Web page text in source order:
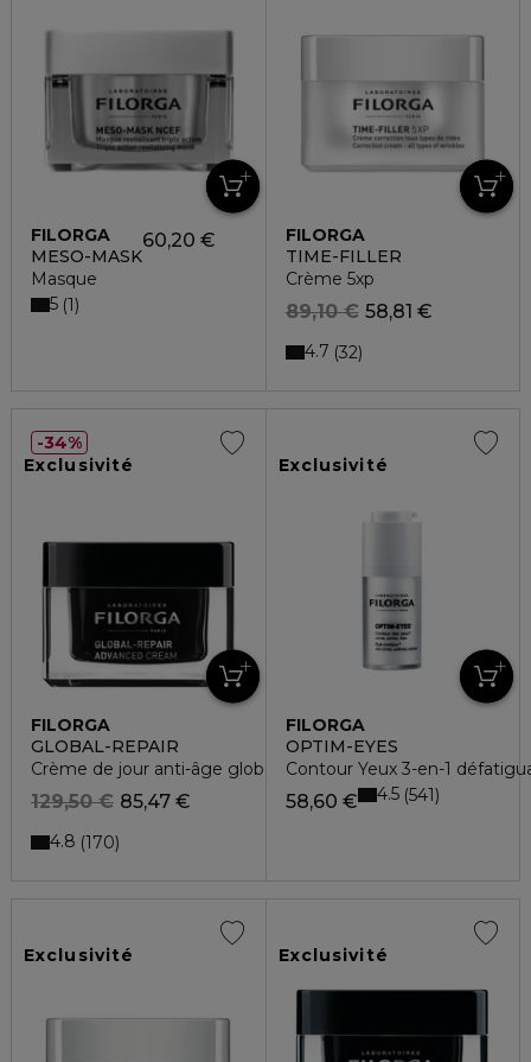
FILORGA
MESO-MASK
Masque
60,20 €
5 1
FILORGA
TIME-FILLER
Crème 5xp
58,81 €
89,10 €
4.7 32
Exclusivité
FILORGA
GLOBAL-REPAIR
Crème de jour anti-âge global peaux matures
85,47 €
129,50 €
4.8 170
34%
Exclusivité
FILORGA
OPTIM-EYES
Contour Yeux 3-en-1
58,60 € 4.5 541
Exclusivité Exclusivité